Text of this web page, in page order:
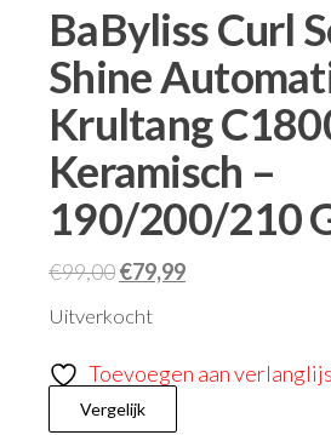
BaByliss Curl
Shine
Krultang
Keramisch –
190/200/210
€99,00€79,99
Uitverkocht
Toevoegen aan
Vergelijk